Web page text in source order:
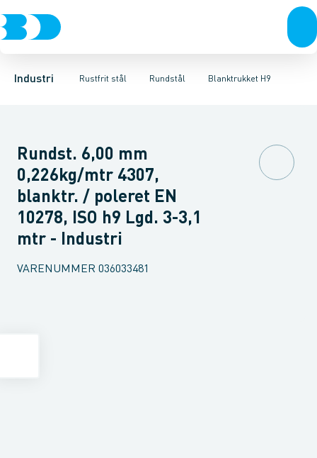
Industri Rustfrit stål
VentilerRustfrit stålSort stålGalvaniseret stålPlastIndustri
Rundstål
Svejsefittings ASTM svejsefittingsLevnedsmiddel fittings
Blanktrukket H9
Polerdrejet SkaldrejetBlanktrukket H9 Centerless slebet H9
Rundst. 6,00 mm
0,226kg/mtr 4307,
blanktr. / poleret EN
10278, ISO h9 Lgd. 3-3,1
mtr - Industri
VARENUMMER 036033481